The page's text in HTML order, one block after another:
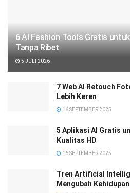
6 AI Fashion Tools Gratis
Tanpa Ribet
5 JULI 2026
7 Web AI Retouch
Lebih Keren
16 SEPTEMBER 2025
5 Aplikasi AI Gratis
Kualitas HD
16 SEPTEMBER 2025
Tren Artificial
Mengubah